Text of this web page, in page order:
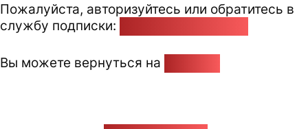
Пожалуйста, авторизуйтесь или обратитесь в
службу подписки:
Вы можете вернуться на